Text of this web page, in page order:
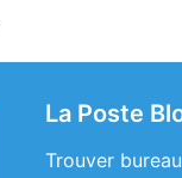
La Poste
Trouver